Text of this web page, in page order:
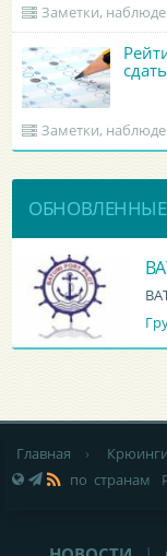
Заметки,
Заметки,
Главная › Крюинги
по странам